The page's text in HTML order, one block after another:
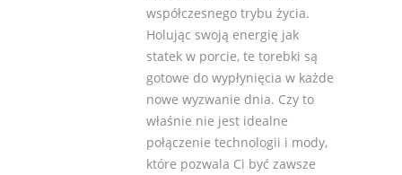
współczesnego trybu życia.
Holując swoją energię jak
statek w porcie, te torebki są
gotowe do wypłynięcia w każde
nowe wyzwanie dnia. Czy to
właśnie nie jest idealne
połączenie technologii i mody,
które pozwala Ci być zawsze